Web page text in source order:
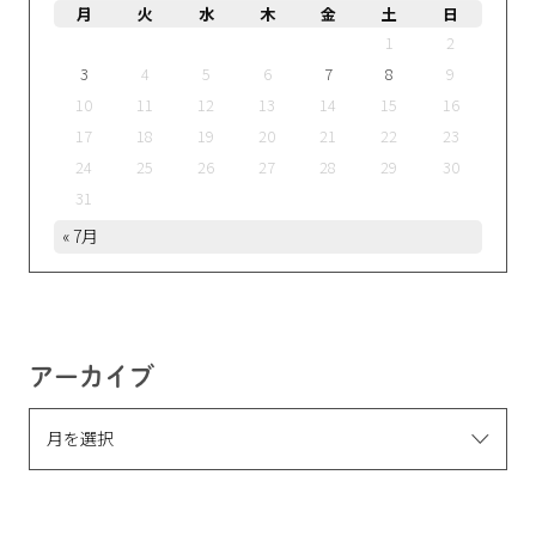
月 火 水 木 金 土
日
1
2
3
4 5 6 7 8
9
10
11 12 13 14 15
16
17
18 19 20 21 22
23
24
25 26 27 28 29
30
31
« 7月
アーカイブ